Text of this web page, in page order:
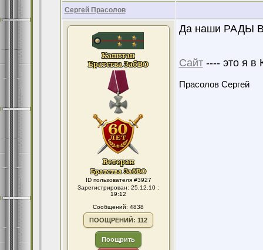
Сергей Прасолов
ID пользователя #3927
Зарегистрирован: 25.12.10 :
19:12
Сообщений: 4838
ПООЩРЕНИЙ: 112
Поощрить
Да наши РАДЫ
Сайт---- это я в
Прасолов Сергей